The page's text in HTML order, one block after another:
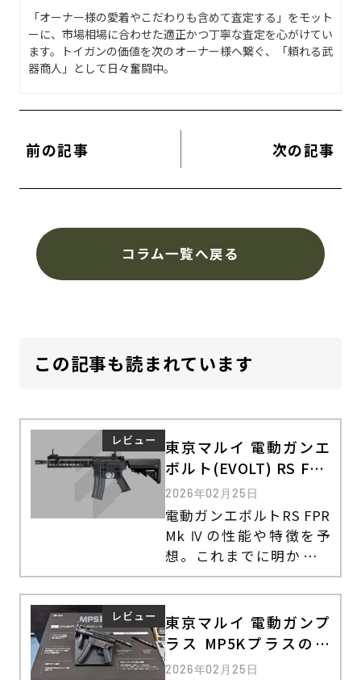
「オーナー様の愛着やこだわりも含めて査定する」をモット
ーに、市場相場に合わせた適正かつ丁寧な査定を心がけてい
ます。トイガンの価値を次のオーナー様へ繋ぐ、「頼れる武
器商人」として日々奮闘中。
前の記事 次の記事
コラム一覧へ戻る
この記事も読まれています
レビュー
東京マルイ 電動ガンエ
ボルト(EVOLT) RS FPR
Mk Ⅳの特徴や性能
2026年02月25日
電動ガンエボルトRS FPR
Mk Ⅳの性能や特徴を予
想。これまでに明かされ
ている情報や発表時の反
響、口コミについても紹
介します。
レビュー
東京マルイ 電動ガンプ
ラス MP5Kプラスの特
徴・他モデルとの違い
2026年02月25日